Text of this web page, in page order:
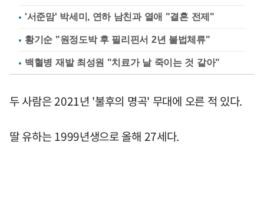
'서준맘' 박세미, 연하 남친과 열애 "결혼 전제"
황기순 "원정도박 후 필리핀서 2년 불법체류"
백혈병 재발 최성원 "치료가 날 죽이는 것 같아"
두 사람은 2021년 '불후의 명곡' 무대에 오른 적 있다.
딸 유하는 1999년생으로 올해 27세다.